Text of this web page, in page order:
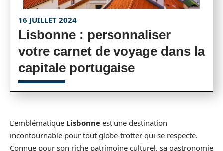
16 JUILLET 2024
Lisbonne : personnaliser
votre carnet de voyage dans la
capitale portugaise
L’emblématique Lisbonne est une destination
incontournable pour tout globe-trotter qui se respecte.
Connue pour son riche patrimoine culturel, sa gastronomie